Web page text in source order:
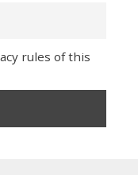
rules of this